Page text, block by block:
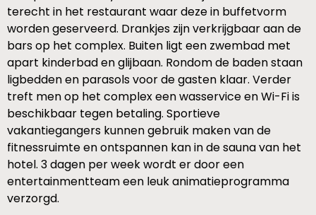
terecht in het restaurant waar deze in buffetvorm
worden geserveerd. Drankjes zijn verkrijgbaar aan de
bars op het complex. Buiten ligt een zwembad met
apart kinderbad en glijbaan. Rondom de baden staan
ligbedden en parasols voor de gasten klaar. Verder
treft men op het complex een wasservice en Wi-Fi is
beschikbaar tegen betaling. Sportieve
vakantiegangers kunnen gebruik maken van de
fitnessruimte en ontspannen kan in de sauna van het
hotel. 3 dagen per week wordt er door een
entertainmentteam een leuk animatieprogramma
verzorgd.